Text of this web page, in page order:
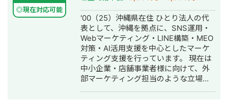
メディア アフィリエイトで月100万の
売り上げ獲得 ▶︎大手カフェチェーンの
公式アカウント プロモーション目的の
リール動画再生回数：約60万回再生獲
得 キャンペーン企画＋広告運用＋クリ
エイティブの改善を行う ▶︎メンズ眉毛
サロン 運用2ヶ月：新規10名の来場獲
得 SNSと広告を並行し、
CPA5000→2500に削減 ▶︎EC下着メー
ングを成功に導きます。 アカウントサ
ーベイやご相談から無料で承わらせて
いただいておりますので、マーケティ
ング周りでお困りの方はお気軽にお申
し付けください。
◎現在対応可能
採用代行・AI活用
'00（25）沖縄県在住 ひとり法人の代
表として、沖縄を拠点に、SNS運用・
Webマーケティング・LINE構築・MEO
対策・AI活用支援を中心としたマーケ
ティング支援を行っています。 現在は
中小企業・店舗事業者様に向けて、外
部マーケティング担当のような立場